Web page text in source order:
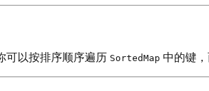
可以按排序顺序遍历 SortedMap 中的键